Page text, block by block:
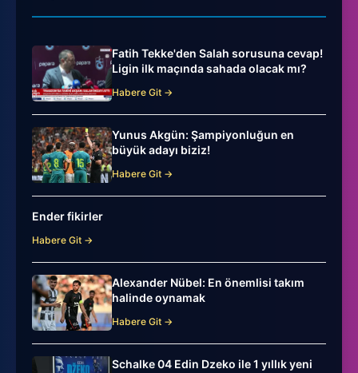
Fatih Tekke'den Salah sorusuna cevap!
Ligin ilk maçında sahada olacak mı?
Habere Git →
Yunus Akgün: Şampiyonluğun en
büyük adayı biziz!
Habere Git →
Ender fikirler
Habere Git →
Alexander Nübel: En önemlisi takım
halinde oynamak
Habere Git →
Schalke 04 Edin Dzeko ile 1 yıllık yeni